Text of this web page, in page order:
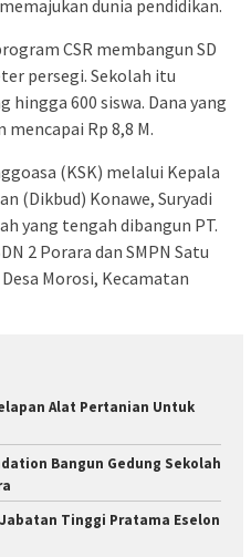
dunia pendidikan.
CSR membangun SD
persegi. Sekolah itu
hingga 600 siswa. Dana yang
Rp 8,8 M.
(KSK) melalui Kepala
(Dikbud) Konawe, Suryadi
yang tengah dibangun PT.
2 Porara dan SMPN Satu
Morosi, Kecamatan
Alat Pertanian Untuk
Bangun Gedung Sekolah
Tinggi Pratama Eselon